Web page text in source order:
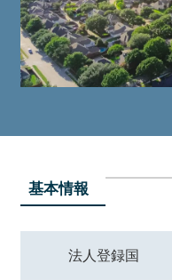
基本情報
法人登録国